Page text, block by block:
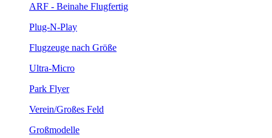
ARF - Beinahe Flugfertig
Plug-N-Play
Flugzeuge nach Größe
Ultra-Micro
Park Flyer
Verein/Großes Feld
Großmodelle